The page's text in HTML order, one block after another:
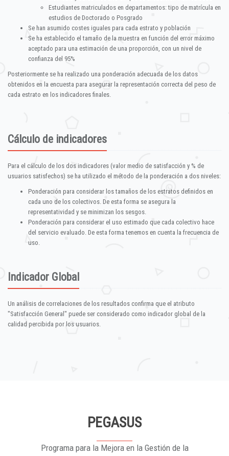
Estudiantes matriculados en departamentos: tipo de matrícula en
estudios de Doctorado o Posgrado
Se han asumido costes iguales para cada estrato y población
Se ha establecido el tamaño de la muestra en función del error máximo
aceptado para una estimación de una proporción, con un nivel de
confianza del 95%
Posteriormente se ha realizado una ponderación adecuada de los datos
obtenidos en la encuesta para asegurar la representación correcta del peso de
cada estrato en los indicadores finales.
Cálculo de indicadores
Para el cálculo de los dos indicadores (valor medio de satisfacción y % de
usuarios satisfechos) se ha utilizado el método de la ponderación a dos niveles:
Ponderación para considerar los tamaños de los estratos definidos en
cada uno de los colectivos. De esta forma se asegura la
representatividad y se minimizan los sesgos.
Ponderación para considerar el uso estimado que cada colectivo hace
del servicio evaluado. De esta forma tenemos en cuenta la frecuencia de
uso.
Indicador Global
Un análisis de correlaciones de los resultados confirma que el atributo
"Satisfacción General" puede ser considerado como indicador global de la
calidad percibida por los usuarios.
PEGASUS
Programa para la Mejora en la Gestión de la